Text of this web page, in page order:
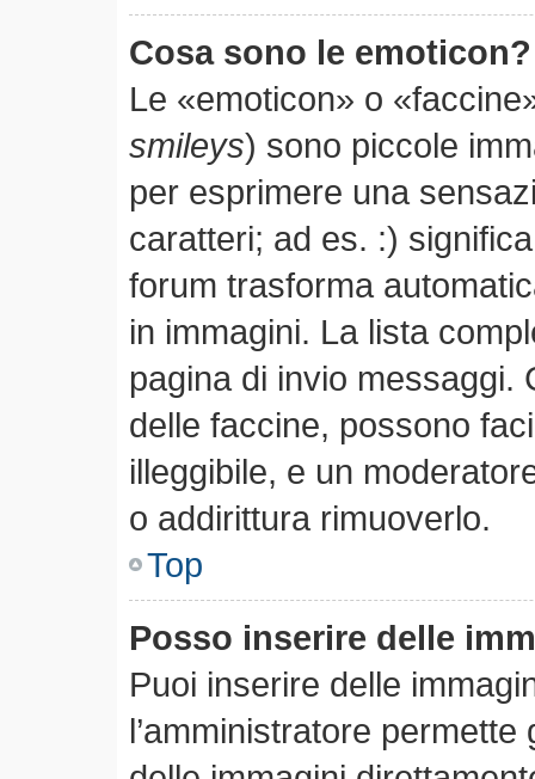
Cosa sono le emoticon?
Le «emoticon» o
smileys) sono piccole
per esprimere una
caratteri; ad es. :)
forum trasforma
in immagini. La lista
pagina di invio messaggi.
delle faccine, possono
illeggibile, e un
o addirittura rimuoverlo.
Top
Posso inserire delle
Puoi inserire delle
l’amministratore